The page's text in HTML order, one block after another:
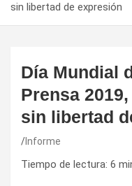
sin libertad de expresión
Día Mundial
Prensa
sin libertad
Informe
Tiempo de lectura: 6